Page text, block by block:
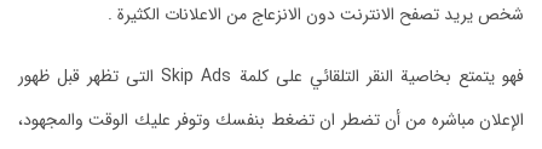
شخص يريد تصفح الانترنت دون الانزعاج من الاعلانات الكثيرة .
فهو يتمتع بخاصية النقر التلقائي على كلمة Skip Ads التى تظهر قبل ظهور
الإعلان مباشره من أن تضطر ان تضغط بنفسك وتوفر عليك الوقت والمجهود،